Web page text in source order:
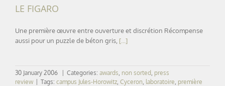
LE FIGARO
Une première œuvre entre ouverture et discrétion Récompense
aussi pour un puzzle de béton gris, [...]
30 January 2006 | Categories: awards non sorted press
review | Tags: campus Jules-Horowitz Cyceron laboratoire première